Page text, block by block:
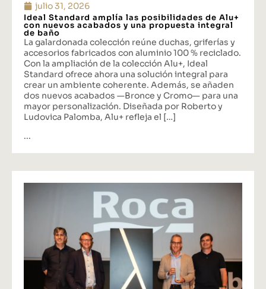
julio 31, 2026
Ideal Standard amplía las posibilidades de Alu+
con nuevos acabados y una propuesta integral
de baño
La galardonada colección reúne duchas, griferías y
accesorios fabricados con aluminio 100 % reciclado.
Con la ampliación de la colección Alu+, Ideal
Standard ofrece ahora una solución integral para
crear un ambiente coherente. Además, se añaden
dos nuevos acabados —Bronce y Cromo— para una
mayor personalización. Diseñada por Roberto y
Ludovica Palomba, Alu+ refleja el […]
...